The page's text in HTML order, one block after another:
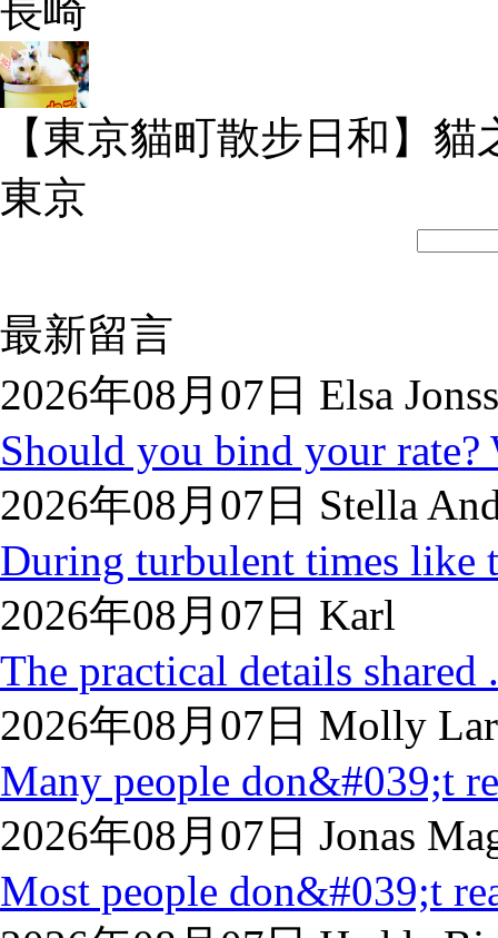
長崎
【東京貓町散步日和】貓
東京
最新留言
2026年08月07日 Elsa
Should you bind your rate?
2026年08月07日 Stella
During turbulent times like
2026年08月07日 Karl
The practical details shared
2026年08月07日 Molly
Many people don&#039;t
2026年08月07日 Jonas
Most people don&#039;t